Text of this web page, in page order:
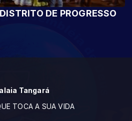
DE PROGRESSO
Tangará
TOCA A SUA VIDA